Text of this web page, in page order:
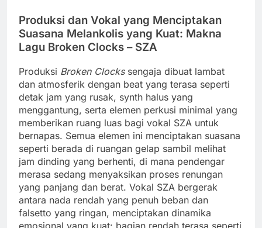
Produksi dan Vokal yang Menciptakan
Suasana Melankolis yang Kuat: Makna
Lagu Broken Clocks – SZA
Produksi Broken Clockssengaja dibuat lambat
dan atmosferik dengan beat yang terasa seperti
detak jam yang rusak, synth halus yang
menggantung, serta elemen perkusi minimal yang
memberikan ruang luas bagi vokal SZA untuk
bernapas. Semua elemen ini menciptakan suasana
seperti berada di ruangan gelap sambil melihat
jam dinding yang berhenti, di mana pendengar
merasa sedang menyaksikan proses renungan
yang panjang dan berat. Vokal SZA bergerak
antara nada rendah yang penuh beban dan
falsetto yang ringan, menciptakan dinamika
emosional yang kuat: bagian rendah terasa seperti